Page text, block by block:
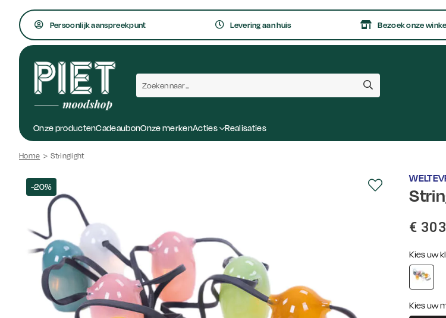
Persoonlijk aanspreekpunt Levering aan huis Bezoek onze
Onze productenCadeaubonOnze merkenActies Realisaties
Home > Stringlight
-20%
€
Kies uw
Kies uw